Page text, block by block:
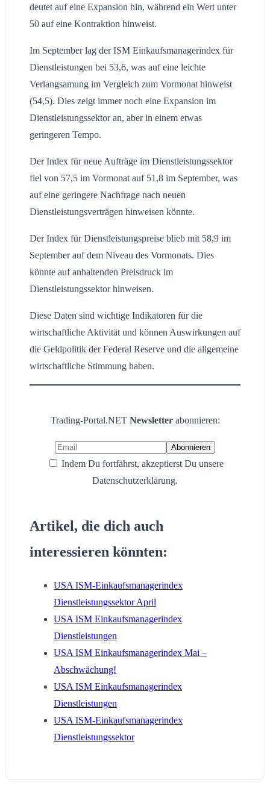
deutet auf eine Expansion hin, während ein Wert unter
50 auf eine Kontraktion hinweist.
Im September lag der ISM Einkaufsmanagerindex für
Dienstleistungen bei 53,6, was auf eine leichte
Verlangsamung im Vergleich zum Vormonat hinweist
(54,5). Dies zeigt immer noch eine Expansion im
Dienstleistungssektor an, aber in einem etwas
geringeren Tempo.
Der Index für neue Aufträge im Dienstleistungssektor
fiel von 57,5 im Vormonat auf 51,8 im September, was
auf eine geringere Nachfrage nach neuen
Dienstleistungsverträgen hinweisen könnte.
Der Index für Dienstleistungspreise blieb mit 58,9 im
September auf dem Niveau des Vormonats. Dies
könnte auf anhaltenden Preisdruck im
Dienstleistungssektor hinweisen.
Diese Daten sind wichtige Indikatoren für die
wirtschaftliche Aktivität und können Auswirkungen auf
die Geldpolitik der Federal Reserve und die allgemeine
wirtschaftliche Stimmung haben.
Trading-Portal.NET Newsletter abonnieren:
Indem Du fortfährst, akzeptierst Du unsere
Datenschutzerklärung.
Artikel, die dich auch
interessieren könnten:
USA ISM-Einkaufsmanagerindex
Dienstleistungssektor April
USA ISM Einkaufsmanagerindex
Dienstleistungen
USA ISM Einkaufsmanagerindex Mai –
Abschwächung!
USA ISM Einkaufsmanagerindex
Dienstleistungen
USA ISM-Einkaufsmanagerindex
Dienstleistungssektor